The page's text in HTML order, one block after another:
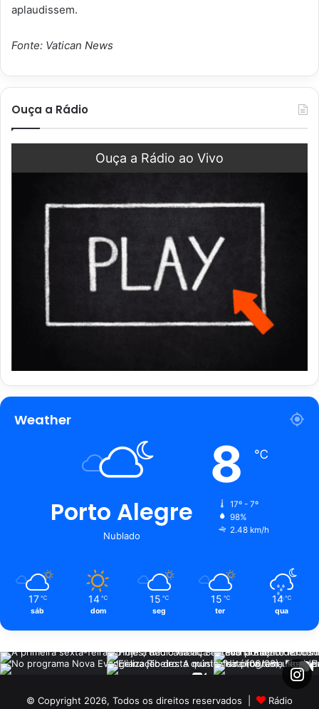
aplaudissem.
Fonte: Vatican News
Ouça a Rádio
Ouça a Rádio ao Vivo
Weather
Porto Alegre
Nublado
8 ℃
17º - 7º
98%
2.48 km/h
17 ℃
sáb
14 ℃
dom
15 ℃
seg
15 ℃
ter
14 ℃
qua
© Copyright 2026, Todos os direitos reservados | Rádio